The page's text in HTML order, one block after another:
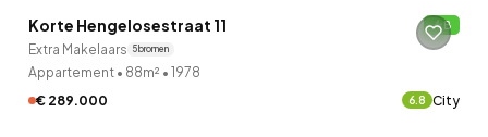
Korte Hengelosestraat 11 B
Extra Makelaars 5 bronnen
Appartement • 88m² • 1978
€ 289.000
6.8 City